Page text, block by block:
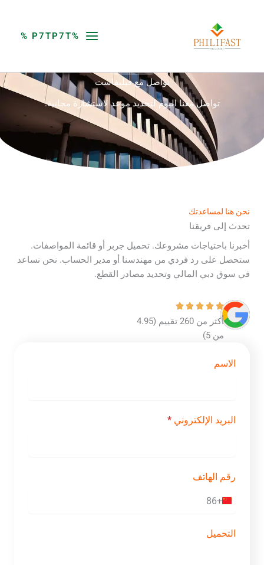
%P7TP7T %
تواصل مع فيليفاست
تواصل معنا اليوم لتحديد موعد لاستشارة مجانية.
الاسم
البريد الإلكتروني *
رقم الهاتف
C
n
+86
التحميل
نحن هنا لمساعدتك
تحدث إلى فريقنا
أخبرنا باحتياجات مشروعك. تحميل جربر أو قائمة المواصفات.
ستحصل على رد فردي من مهندسنا أو مدير الحساب. نحن نساعد
في سوق دبي المالي وتحديد مصادر القطع.
أكثر من 260 تقييم (4.95
من 5)